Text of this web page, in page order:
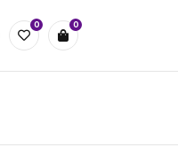
0 0